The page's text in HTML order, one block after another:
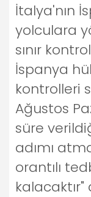
İtalya'nın
yolculara
sınır
İspanya
kontrolleri
Ağustos
süre
adımı
orantılı
kalacaktır"